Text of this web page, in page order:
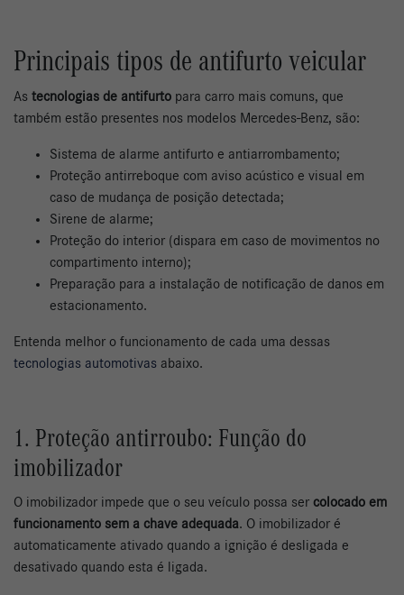
Principais tipos de antifurto veicular
As tecnologias de antifurto para carro mais comuns, que
também estão presentes nos modelos Mercedes-Benz, são:
Sistema de alarme antifurto e antiarrombamento;
Proteção antirreboque com aviso acústico e visual em
caso de mudança de posição detectada;
Sirene de alarme;
Proteção do interior (dispara em caso de movimentos no
compartimento interno);
Preparação para a instalação de notificação de danos em
estacionamento.
Entenda melhor o funcionamento de cada uma dessas
tecnologias automotivas abaixo.
1. Proteção antirroubo: Função do
imobilizador
O imobilizador impede que o seu veículo possa ser colocado em
funcionamento sem a chave adequada. O imobilizador é
automaticamente ativado quando a ignição é desligada e
desativado quando esta é ligada.